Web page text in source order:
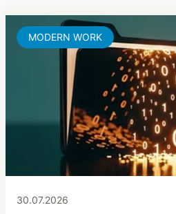
30.07.2026
MODERN WORK